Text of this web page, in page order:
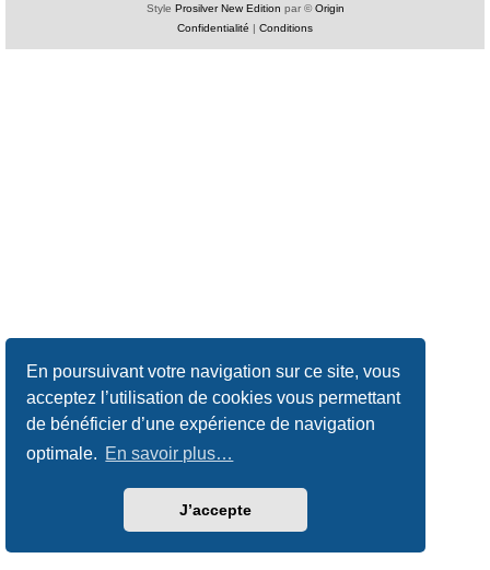
En poursuivant votre navigation sur ce site, vous
acceptez l’utilisation de cookies vous permettant
de bénéficier d’une expérience de navigation
optimale. En savoir plus…
J’accepte
Style Prosilver New Edition par ©Origin
Confidentialité | Conditions